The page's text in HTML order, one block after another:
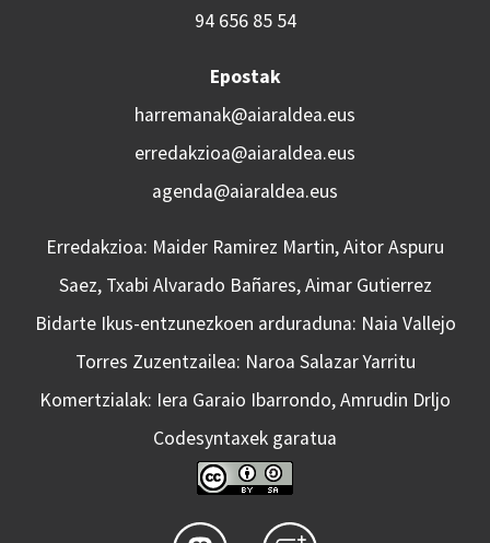
94 656 85 54
Epostak
harremanak@aiaraldea.eus
erredakzioa@aiaraldea.eus
agenda@aiaraldea.eus
Erredakzioa: Maider Ramirez Martin, Aitor Aspuru
Saez, Txabi Alvarado Bañares, Aimar Gutierrez
Bidarte Ikus-entzunezkoen arduraduna: Naia Vallejo
Torres Zuzentzailea: Naroa Salazar Yarritu
Komertzialak: Iera Garaio Ibarrondo, Amrudin Drljo
Codesyntaxek garatua